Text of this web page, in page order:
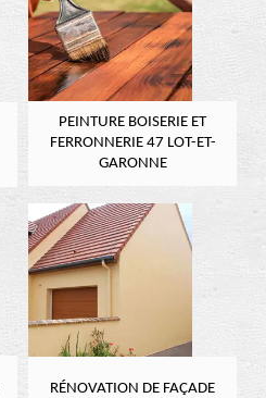
PEINTURE BOISERIE ET
FERRONNERIE 47 LOT-ET-
GARONNE
RÉNOVATION DE FAÇADE